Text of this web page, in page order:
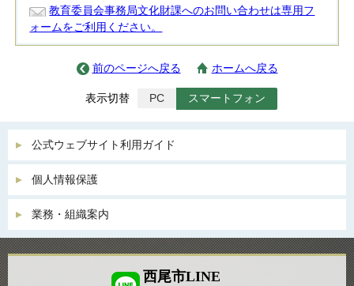
教育委員会事務局文化財課へのお問い合わせは専用フ
ォームをご利用ください。
前のページへ戻る ホームへ戻る
表示切替 PC スマートフォン
公式ウェブサイト利用ガイド
個人情報保護
業務・組織案内
西尾市LINE